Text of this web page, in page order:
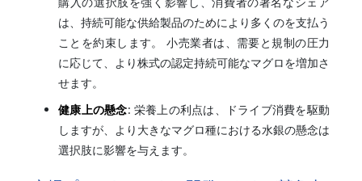
は、持続可能な供給製品のためにより多くのを支払う
ことを約束します。 小売業者は、需要と規制の圧力
に応じて、より株式の認定持続可能なマグロを増加さ
せます。
健康上の懸念: 栄養上の利点は、ドライブ消費を駆動
しますが、より大きなマグロ種における水銀の懸念は
選択肢に影響を与えます。